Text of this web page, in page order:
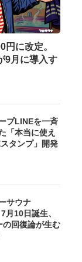
に改定。
9月に導入す
プLINEを一斉
「本当に使え
タンプ」開発
サウナ
月10日誕生、
回復論が生む